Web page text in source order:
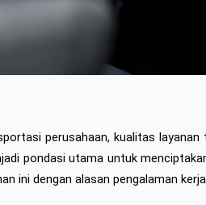
perusahaan, kualitas
pondasi utama untuk
ini dengan alasan pengalaman